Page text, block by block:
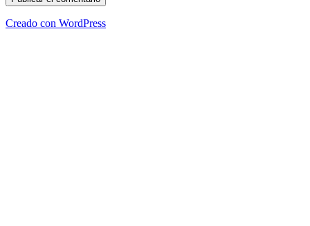
Creado con WordPress